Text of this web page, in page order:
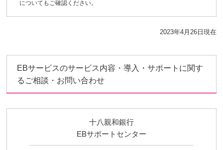
についてもご確認ください。
2023年4月26日現在
EBサービスのサービス内容・導入・サポートに関す
るご相談・お問い合わせ
十八親和銀行
EBサポートセンター